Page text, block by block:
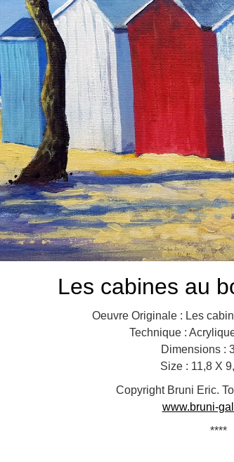
Les cabines au
Oeuvre Originale : Les
Technique :
Dimensions :
Size : 11,8 X
Copyright Bruni Eric.
www.bruni-
****